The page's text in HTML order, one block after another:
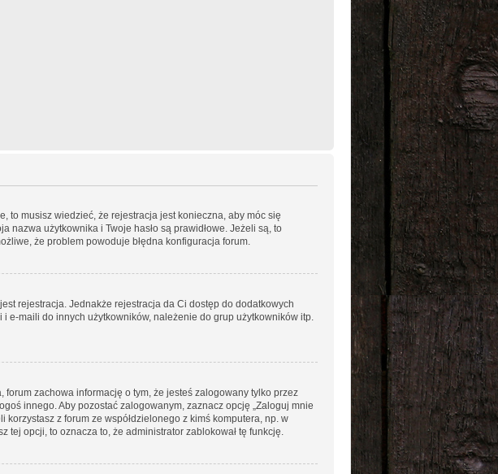
to musisz wiedzieć, że rejestracja jest konieczna, aby móc się
nazwa użytkownika i Twoje hasło są prawidłowe. Jeżeli są, to
że problem powoduje błędna konfiguracja forum.
rejestracja. Jednakże rejestracja da Ci dostęp do dodatkowych
e-maili do innych użytkowników, należenie do grup użytkowników itp.
forum zachowa informację o tym, że jesteś zalogowany tylko przez
innego. Aby pozostać zalogowanym, zaznacz opcję „Zaloguj mnie
z forum ze współdzielonego z kimś komputera, np. w
opcji, to oznacza to, że administrator zablokował tę funkcję.